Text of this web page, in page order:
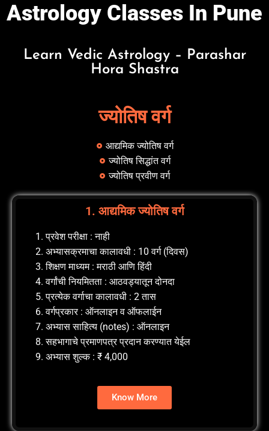
Astrology Classes In Pune
Learn Vedic Astrology – Parashar
Hora Shastra
ज्योतिष वर्ग
आद्यमिक ज्योतिष वर्ग
ज्योतिष सिद्धांत वर्ग
ज्योतिष प्रवीण वर्ग
1. आद्यमिक ज्योतिष वर्ग
प्रवेश परीक्षा : नाही
अभ्यासक्रमाचा कालावधी : 10 वर्ग (दिवस)
शिक्षण माध्यम : मराठी आणि हिंदी
वर्गांची नियमितता : आठवड्यातून दोनदा
प्रत्येक वर्गाचा कालावधी : 2 तास
वर्गप्रकार : ऑनलाइन व ऑफलाईन
अभ्यास साहित्य (notes) : ऑनलाइन
सहभागाचे प्रमाणपत्र प्रदान करण्यात येईल
अभ्यास शुल्क : ₹ 4,000
Know More